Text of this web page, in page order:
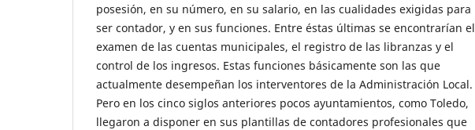
posesión, en su número, en su salario, en las cualidades exigidas para
ser contador, y en sus funciones. Entre éstas últimas se encontrarían el
examen de las cuentas municipales, el registro de las libranzas y el
control de los ingresos. Estas funciones básicamente son las que
actualmente desempeñan los interventores de la Administración Local.
Pero en los cinco siglos anteriores pocos ayuntamientos, como Toledo,
llegaron a disponer en sus plantillas de contadores profesionales que